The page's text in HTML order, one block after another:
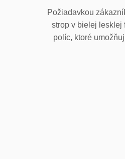
Požiadavkou
strop v bielej lesklej
políc, ktoré